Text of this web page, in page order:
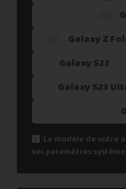
Galaxy Z
Galaxy S22
Galaxy S23
Le modèle de votre
ses paramètres système.